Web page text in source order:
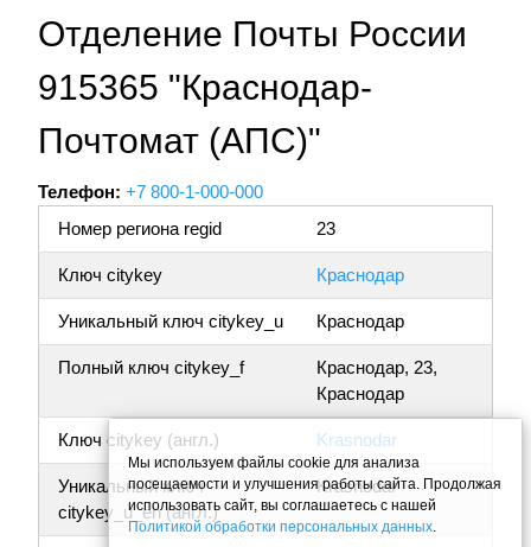
Отделение Почты России
915365 "Краснодар-
Почтомат (АПС)"
Телефон: +7 800-1-000-000
Номер региона regid
23
Ключ citykey Краснодар
Уникальный ключ citykey_u Краснодар
Полный ключ citykey_f
Краснодар, 23,
Краснодар
Ключ citykey (англ.) Krasnodar
Уникальный ключ
citykey_u_en (англ.)
Krasnodar
Мы используем файлы cookie для анализа
посещаемости и улучшения работы сайта. Продолжая
использовать сайт, вы соглашаетесь с нашей
Политикой обработки персональных данных.